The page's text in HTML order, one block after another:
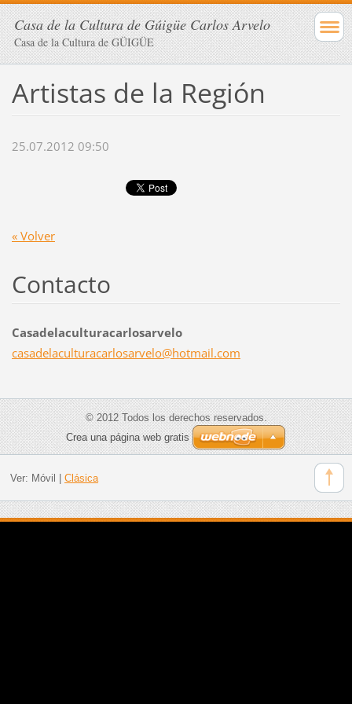
Casa de la Cultura de Gúigüe Carlos Arvelo
Casa de la Cultura de GÜIGÜE
Artistas de la Región
25.07.2012 09:50
« Volver
Contacto
Casadelaculturacarlosarvelo
casadelaculturacarlosarvelo@hotmail.com
© 2012 Todos los derechos reservados.
Crea una página web gratis
Ver: Móvil Clásica